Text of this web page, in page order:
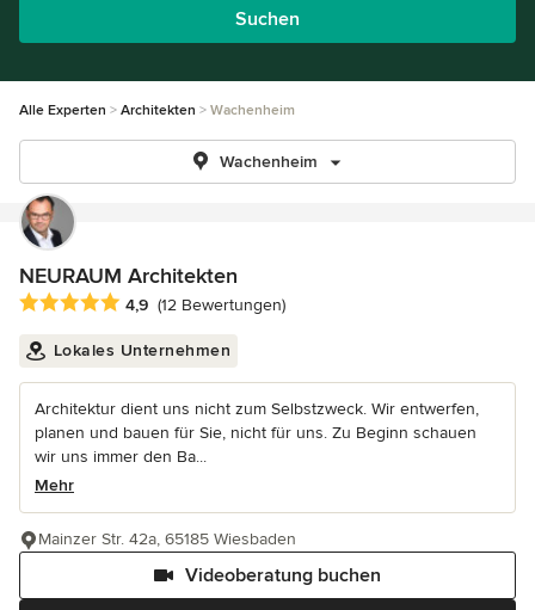
Suchen
Alle Experten Architekten Wachenheim
Wachenheim
NEURAUM Architekten
Durchschnittliche Bewertung: 4.9 von 5 Sternen
4,9 (12 Bewertungen)
Lokales Unternehmen
Architektur dient uns nicht zum Selbstzweck. Wir entwerfen,
planen und bauen für Sie, nicht für uns. Zu Beginn schauen
wir uns immer den Ba...
Mehr
Videoberatung buchen
Mainzer Str. 42a, 65185 Wiesbaden